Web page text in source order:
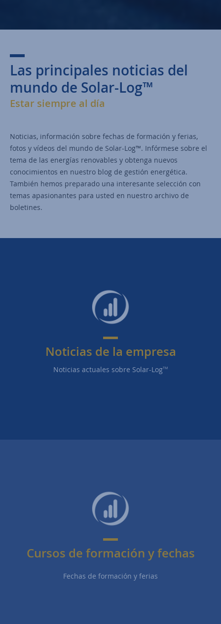
Las principales noticias del
mundo de Solar-Log™
Estar siempre al día
Noticias, información sobre fechas de formación y ferias,
fotos y vídeos del mundo de Solar-Log™. Infórmese sobre el
tema de las energías renovables y obtenga nuevos
conocimientos en nuestro blog de gestión energética.
También hemos preparado una interesante selección con
temas apasionantes para usted en nuestro archivo de
boletines.
Noticias de la empresa
Noticias actuales sobre Solar-LogTM
Cursos de formación y fechas
Fechas de formación y ferias